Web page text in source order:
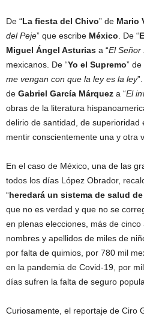
De “La fiesta del Chivo” de Mario
del Peje” que escribe México . De “
Miguel Ángel Asturias a “El Señor
mexicanos. De “Yo el Supremo” de
me vengan con que la ley es la ley
de Gabriel García Márquez a “El
obras de la literatura
delirio de santidad, de superioridad
mentir conscientemente una y otra
En el caso de México, una de las
todos los días López Obrador,
“heredará un sistema de salud
que no es verdad y que no se
en plenas elecciones, más de
nombres y apellidos de miles de
por falta de quimios, por 780 mil
en la pandemia de Covid-19, por
días sufren la falta de seguro
Curiosamente, el reportaje de Ciro